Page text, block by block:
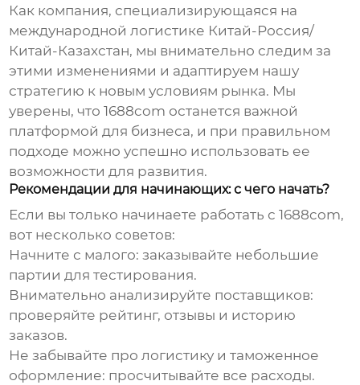
Как компания, специализирующаяся на
международной логистике Китай-Россия/
Китай-Казахстан, мы внимательно следим за
этими изменениями и адаптируем нашу
стратегию к новым условиям рынка. Мы
уверены, что1688com останется важной
платформой для бизнеса, и при правильном
подходе можно успешно использовать ее
возможности для развития.
Рекомендации для начинающих: с чего начать?
Если вы только начинаете работать с1688com,
вот несколько советов:
Начните с малого: заказывайте небольшие
партии для тестирования.
Внимательно анализируйте поставщиков:
проверяйте рейтинг, отзывы и историю
заказов.
Не забывайте про логистику и таможенное
оформление: просчитывайте все расходы.